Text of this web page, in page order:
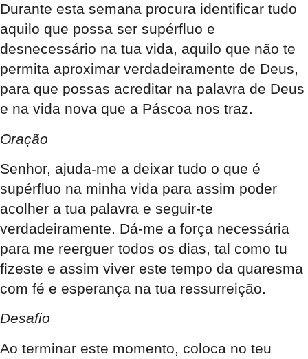
Durante esta semana procura identificar tudo
aquilo que possa ser supérfluo e
desnecessário na tua vida, aquilo que não te
permita aproximar verdadeiramente de Deus,
para que possas acreditar na palavra de Deus
e na vida nova que a Páscoa nos traz.
Oração
Senhor, ajuda-me a deixar tudo o que é
supérfluo na minha vida para assim poder
acolher a tua palavra e seguir-te
verdadeiramente. Dá-me a força necessária
para me reerguer todos os dias, tal como tu
fizeste e assim viver este tempo da quaresma
com fé e esperança na tua ressurreição.
Desafio
Ao terminar este momento, coloca no teu